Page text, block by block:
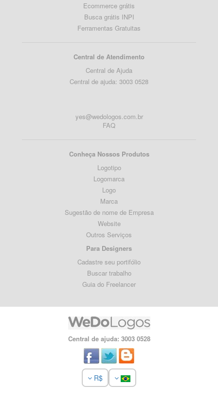
Ecommerce grátis
Busca grátis INPI
Ferramentas Gratuitas
Central de Atendimento
Central de Ajuda
Central de ajuda: 3003 0528
yes@wedologos.com.br
FAQ
Conheça Nossos Produtos
Logotipo
Logomarca
Logo
Marca
Sugestão de nome de Empresa
Website
Outros Serviços
Para Designers
Cadastre seu portifólio
Buscar trabalho
Guia do Freelancer
Central de ajuda: 3003 0528
R$